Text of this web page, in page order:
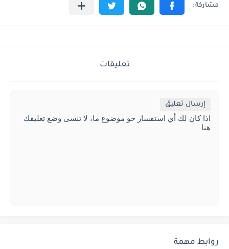
تعليقات
إرسال تعليق
اذا كان لك أي استفسار حو موضوع ما، لا تنسى وضع تعليقك
هنا
روابط مهمة